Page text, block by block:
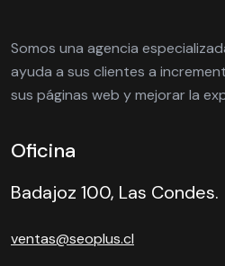
Somos una agencia
ayuda a sus clientes a
sus páginas web y mejorar la
Oficina
Badajoz 100, Las Condes.
ventas@seoplus.cl